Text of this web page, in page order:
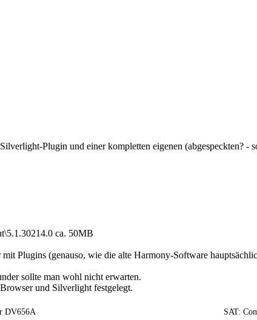
Plugin und einer kompletten eigenen (abgespeckten?
ca. 50MB
Plugins (genauso, wie die alte Harmony-Software
sollte man wohl nicht erwarten.
und Silverlight festgelegt.
DV656A
SAT: